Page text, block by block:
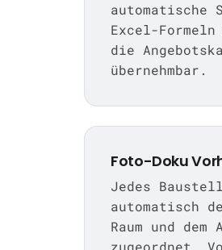
automatische
Excel-
die
übernehmbar.
Foto-Doku
Jedes
automatisch
Raum und dem
zugeordnet.